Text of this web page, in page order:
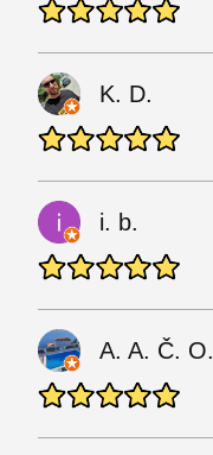
K. D.
i. b.
A. A. Č. O.